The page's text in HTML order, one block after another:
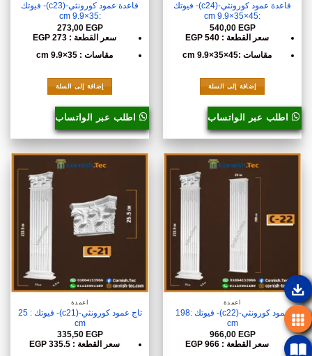
قاعدة عمود كورونثي-(c24)- فيوتك
:45×35×9.9 cm
540,00 EGP
سعر القطعة : 540 EGP
مقاسات :45×35×9.9 cm
إضافة إلى السلة
اطلب عبر الواتساب
قاعدة عمود كورونثي-(c23)- فيوتك
:35×9.9 cm
273,00 EGP
سعر القطعة : 273 EGP
مقاسات : 35×9.9 cm
إضافة إلى السلة
اطلب عبر الواتساب
أعمدة
عمود كورونثي-(c22)- فيوتك :198
cm
966,00 EGP
سعر القطعة : 966 EGP
أعمدة
تاج عمود كورونثي-(c21)- فيوتك : 25
cm
335,50 EGP
سعر القطعة : 335.5 EGP